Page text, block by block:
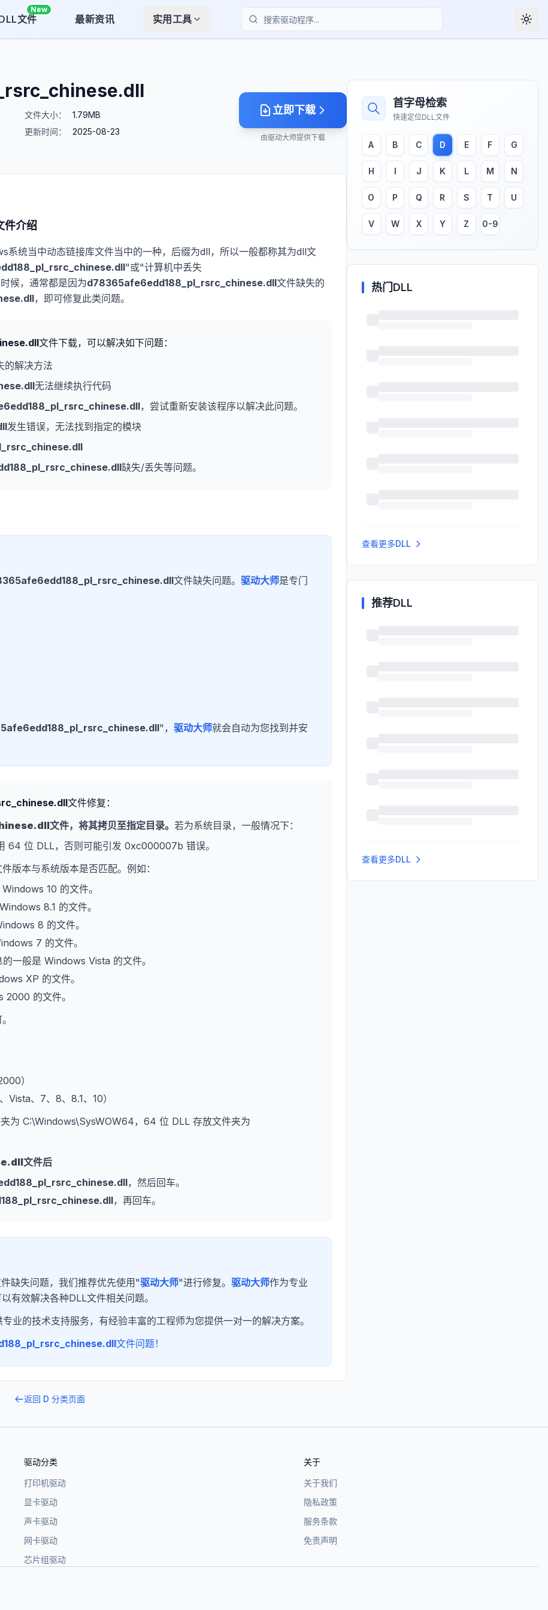
文件
New
最新资讯
实用工具
搜索
文件大小：
1.79MB
更新时间：
2025-08-23
立即下载
由驱动大师提供下载
件介绍
系统当中动态链接库文件当中的一种，后缀为dll，所以一般都称其为dll文
"或"计算机中丢失
候，通常都是因为d78365afe6edd188_pl_rsrc_chinese.dll文件缺失的
，即可修复此类问题。
文件下载，可以解决如下问题：
的解决方法
无法继续执行代码
，尝试重新安装该程序以解决此问题。
发生错误，无法找到指定的模块
缺失/丢失等问题。
文件缺失问题。 驱动大师是专门
"， 驱动大师就会自动为您找到并安
文件修复：
文件，将其拷贝至指定目录。 若为系统目录，一般情况下：
64 位 DLL，否则可能引发 0xc000007b 错误。
版本与系统版本是否匹配。例如：
10 的文件。
8.1 的文件。
8 的文件。
7 的文件。
一般是 Windows Vista 的文件。
XP 的文件。
的文件。
）
、7、8、8.1、10）
为 C:\Windows\SysWOW64，64 位 DLL 存放文件夹为
文件后
，然后回车。
，再回车。
缺失问题，我们推荐优先使用"驱动大师"进行修复。 驱动大师作为专业
有效解决各种DLL文件相关问题。
业的技术支持服务，有经验丰富的工程师为您提供一对一的解决方案。
文件问题！
返回 D 分类页面
首字母检索
快速定位DLL文件
A B C D E F G
H I J K L M N
O P Q R S T U
V W X Y Z 0-9
热门DLL
查看更多DLL
推荐DLL
查看更多DLL
驱动分类
打印机驱动
显卡驱动
声卡驱动
网卡驱动
芯片组驱动
关于
关于我们
隐私政策
服务条款
免责声明